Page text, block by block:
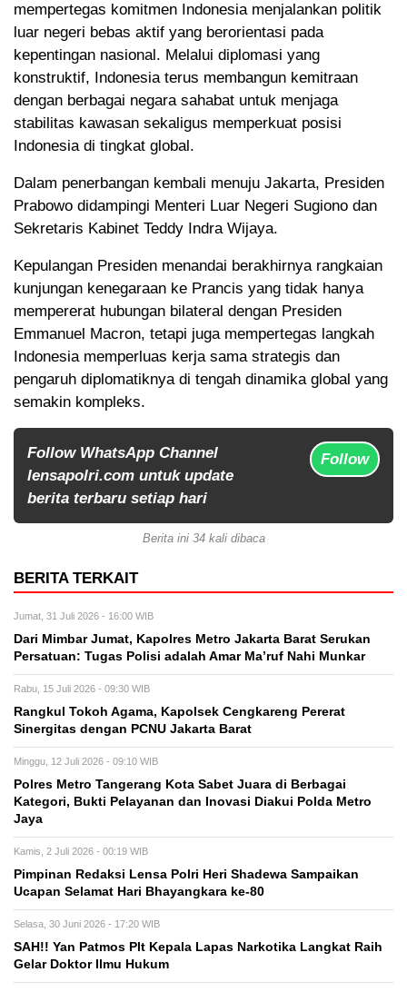
mempertegas komitmen Indonesia menjalankan politik
luar negeri bebas aktif yang berorientasi pada
kepentingan nasional. Melalui diplomasi yang
konstruktif, Indonesia terus membangun kemitraan
dengan berbagai negara sahabat untuk menjaga
stabilitas kawasan sekaligus memperkuat posisi
Indonesia di tingkat global.
Dalam penerbangan kembali menuju Jakarta, Presiden
Prabowo didampingi Menteri Luar Negeri Sugiono dan
Sekretaris Kabinet Teddy Indra Wijaya.
Kepulangan Presiden menandai berakhirnya rangkaian
kunjungan kenegaraan ke Prancis yang tidak hanya
mempererat hubungan bilateral dengan Presiden
Emmanuel Macron, tetapi juga mempertegas langkah
Indonesia memperluas kerja sama strategis dan
pengaruh diplomatiknya di tengah dinamika global yang
semakin kompleks.
Follow WhatsApp Channel
lensapolri.com untuk update
berita terbaru setiap hari
Follow
Berita ini 34 kali dibaca
BERITA TERKAIT
Jumat, 31 Juli 2026 - 16:00 WIB
Dari Mimbar Jumat, Kapolres Metro Jakarta Barat Serukan
Persatuan: Tugas Polisi adalah Amar Ma’ruf Nahi Munkar
Rabu, 15 Juli 2026 - 09:30 WIB
Rangkul Tokoh Agama, Kapolsek Cengkareng Pererat
Sinergitas dengan PCNU Jakarta Barat
Minggu, 12 Juli 2026 - 09:10 WIB
Polres Metro Tangerang Kota Sabet Juara di Berbagai
Kategori, Bukti Pelayanan dan Inovasi Diakui Polda Metro
Jaya
Kamis, 2 Juli 2026 - 00:19 WIB
Pimpinan Redaksi Lensa Polri Heri Shadewa Sampaikan
Ucapan Selamat Hari Bhayangkara ke-80
Selasa, 30 Juni 2026 - 17:20 WIB
SAH!! Yan Patmos Plt Kepala Lapas Narkotika Langkat Raih
Gelar Doktor Ilmu Hukum